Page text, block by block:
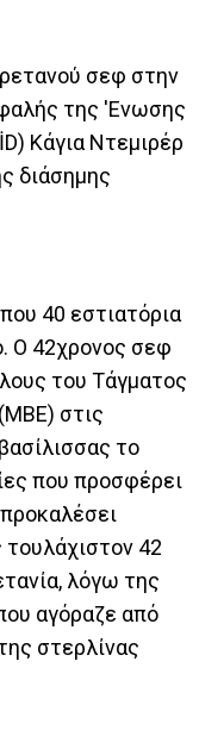
σεφ στην
της 'Ενωσης
Κάγια Ντεμιρέρ
διάσημης
40 εστιατόρια
Ο 42χρονος σεφ
του Τάγματος
στις
το
που προσφέρει
42
λόγω της
αγόραζε από
στερλίνας